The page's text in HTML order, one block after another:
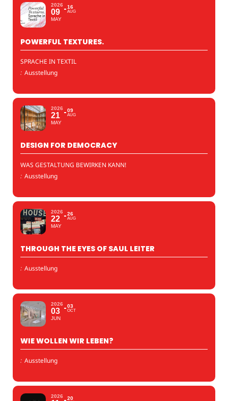
2026
09
MAY
16
AUG
POWERFUL TEXTURES.
SPRACHE IN TEXTIL
: Ausstellung
2026
21
MAY
09
AUG
DESIGN FOR DEMOCRACY
WAS GESTALTUNG BEWIRKEN KANN!
: Ausstellung
2026
22
MAY
26
AUG
THROUGH THE EYES OF SAUL LEITER
: Ausstellung
2026
03
JUN
03
OCT
WIE WOLLEN WIR LEBEN?
: Ausstellung
2026 20